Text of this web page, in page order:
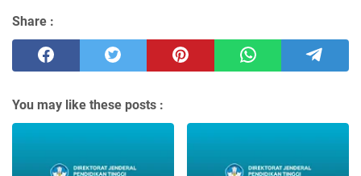
Share :
You may like these posts :